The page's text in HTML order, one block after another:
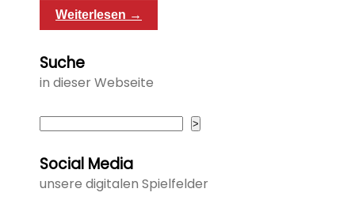
Weiterlesen →
Suche
in dieser Webseite
>
Social Media
unsere digitalen Spielfelder